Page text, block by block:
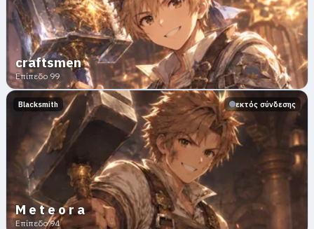
craftsmen
Επίπεδο 99
Blacksmith εκτός σύνδεσης
M e t e o r a
Επίπεδο 94